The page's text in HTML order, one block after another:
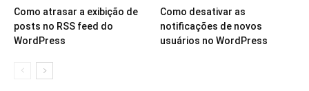
Como atrasar a exibição de
posts no RSS feed do
WordPress
Como desativar as
notificações de novos
usuários no WordPress